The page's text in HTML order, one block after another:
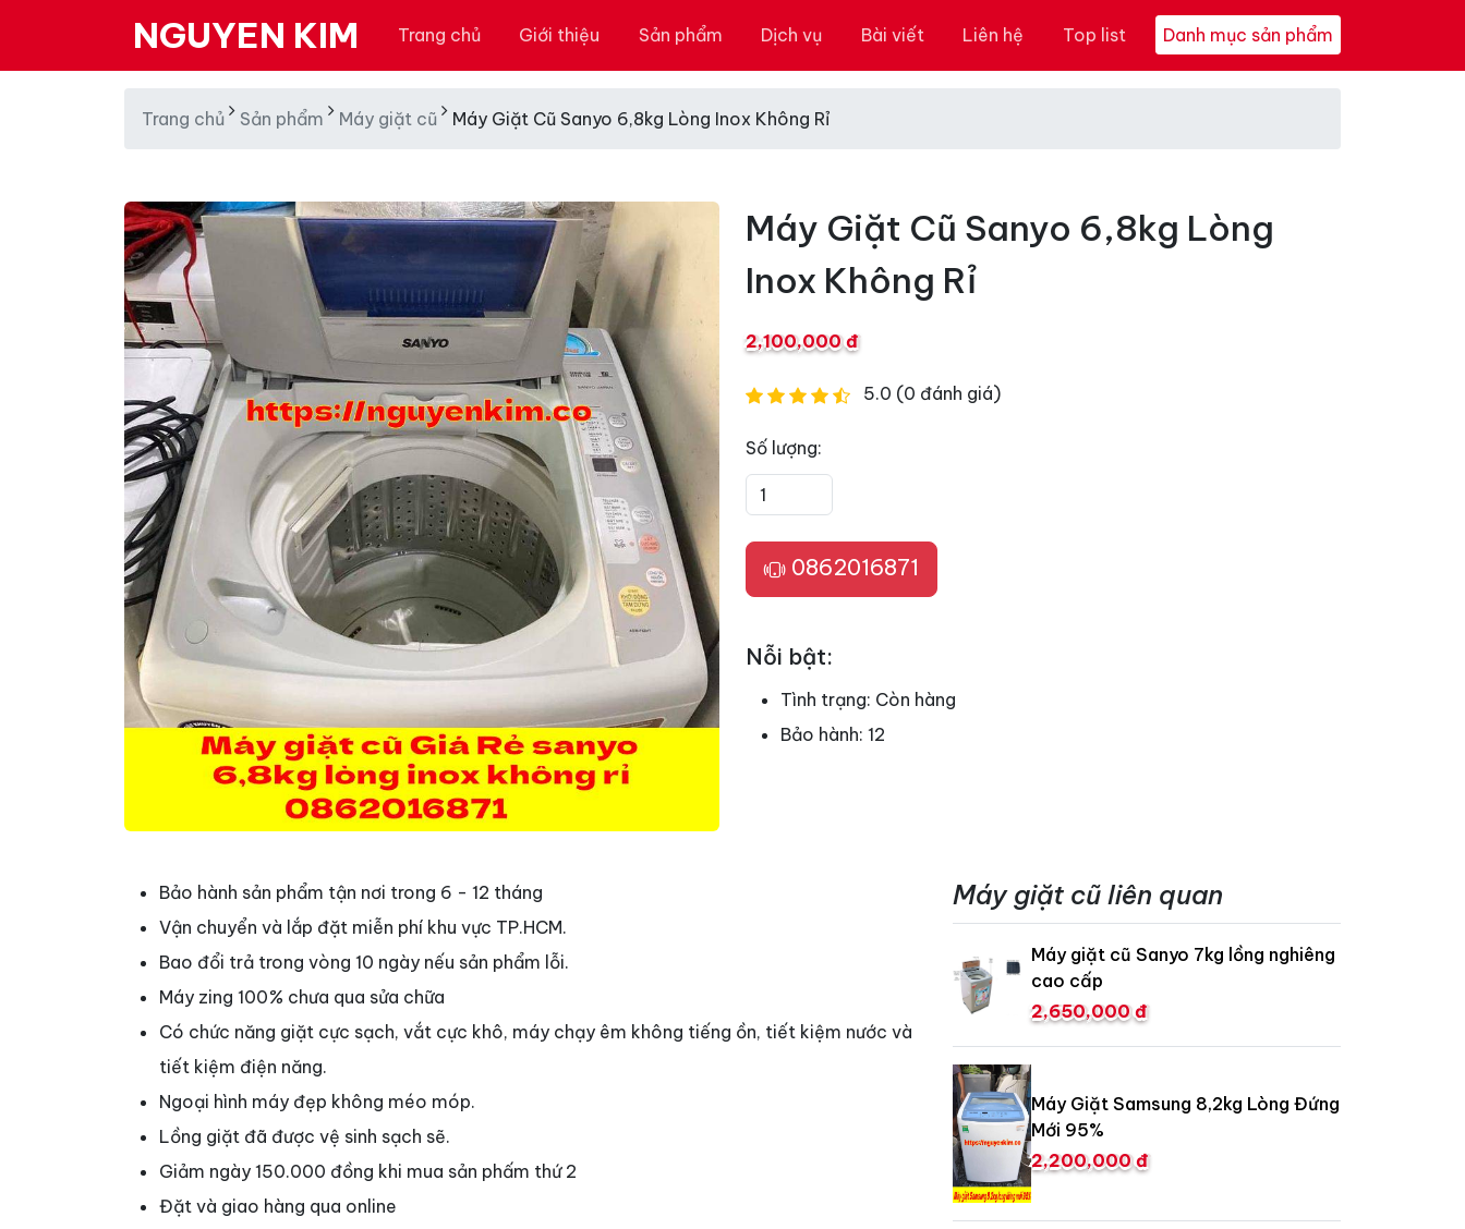
NGUYEN KIM Trang chủ Giới thiệu Sản phẩm Dịch vụ Bài viết Liên hệ Top list Danh mục sản phẩm
Trang chủ Sản phẩm Máy giặt cũ Máy Giặt Cũ Sanyo 6,8kg Lòng Inox Không Rỉ
Máy Giặt Cũ Sanyo 6,8kg Lòng
Inox Không Rỉ
2,100,000 đ
5.0 (0 đánh giá)
Số lượng:
0862016871
Nỗi bật:
Tình trạng: Còn hàng
Bảo hành: 12
Bảo hành sản phẩm tận nơi trong 6 - 12 tháng
Vận chuyển và lắp đặt miễn phí khu vực TP.HCM.
Bao đổi trả trong vòng 10 ngày nếu sản phẩm lỗi.
Máy zing 100% chưa qua sửa chữa
Có chức năng giặt cực sạch, vắt cực khô, máy chạy êm không tiếng ồn, tiết kiệm nước và
tiết kiệm điện năng.
Ngoại hình máy đẹp không méo móp.
Lồng giặt đã được vệ sinh sạch sẽ.
Giảm ngày 150.000 đồng khi mua sản phấm thứ 2
Đặt và giao hàng qua online
Máy giặt cũ liên quan
Máy giặt cũ Sanyo 7kg lồng nghiêng
cao cấp
2,650,000 đ
Máy Giặt Samsung 8,2kg Lòng Đứng
Mới 95%
2,200,000 đ